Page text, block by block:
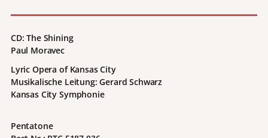
CD: The Shining
Paul Moravec
Lyric Opera of Kansas City
Musikalische Leitung: Gerard Schwarz
Kansas City Symphonie
Pentatone